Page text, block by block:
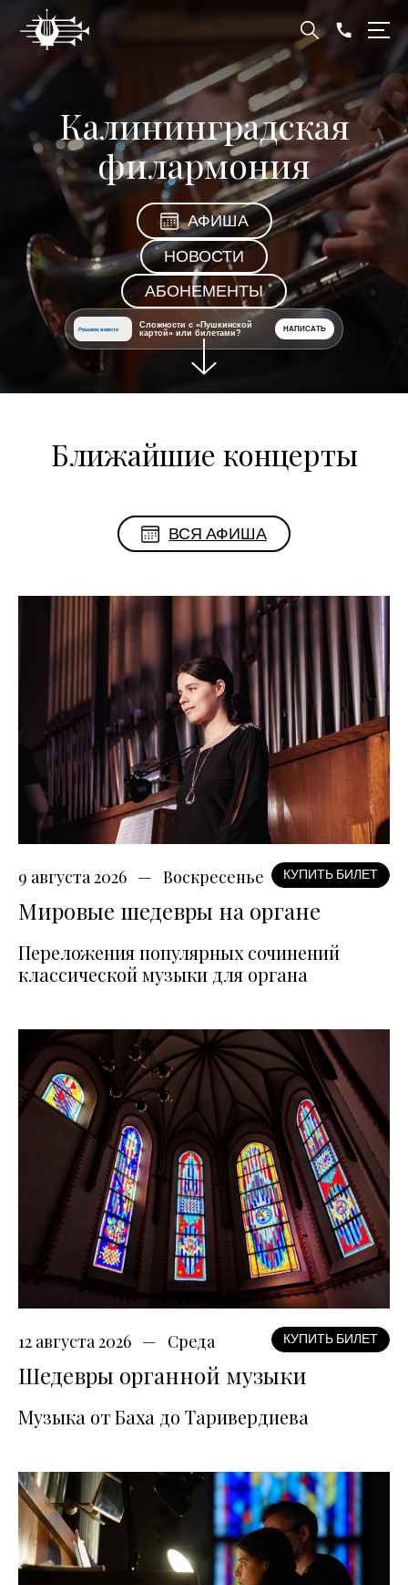
Калининградская
филармония
АФИША
НОВОСТИ
АБОНЕМЕНТЫ
Решаем вместе
Сложности с «Пушкинской
картой» или билетами?
НАПИСАТЬ
Ближайшие концерты
ВСЯ АФИША
9 августа 2026 Воскресенье КУПИТЬ БИЛЕТ
Мировые шедевры на органе
Переложения популярных сочинений
классической музыки для органа
12 августа 2026 Среда КУПИТЬ БИЛЕТ
Шедевры органной музыки
Музыка от Баха до Таривердиева